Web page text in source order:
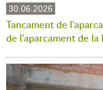
30.06.2026
Tancament de
de l'aparcament de la